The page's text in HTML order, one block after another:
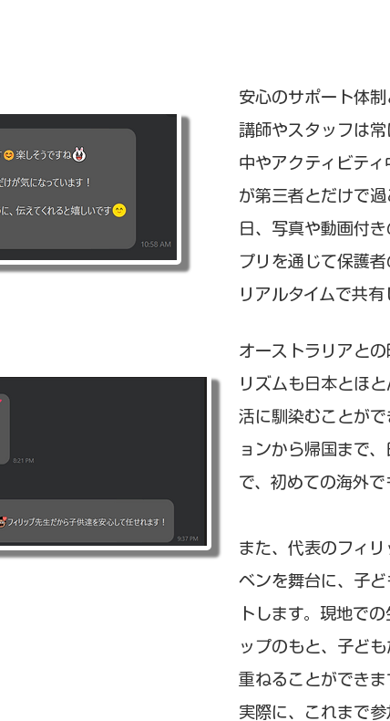
安心のサポート体
講師やスタッフは
中やアクティビテ
が第三者とだけで
日、写真や動画付
プリを通じて保護
リアルタイムで共有
オーストラリアと
リズムも日本とほ
活に馴染むことが
ョンから帰国まで
で、初めての海外で
また、代表のフィ
ベンを舞台に、子
トします。現地で
ップのもと、子ど
重ねることができま
実際に、これまで参